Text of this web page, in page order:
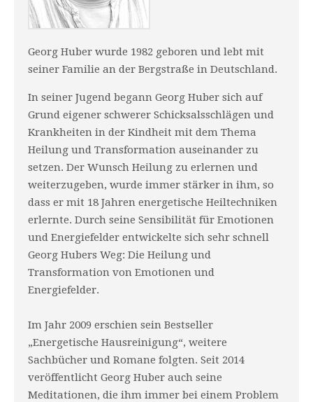
Georg Huber wurde 1982 geboren und lebt mit
seiner Familie an der Bergstraße in Deutschland.
In seiner Jugend begann Georg Huber sich auf
Grund eigener schwerer Schicksalsschlägen und
Krankheiten in der Kindheit mit dem Thema
Heilung und Transformation auseinander zu
setzen. Der Wunsch Heilung zu erlernen und
weiterzugeben, wurde immer stärker in ihm, so
dass er mit 18 Jahren energetische Heiltechniken
erlernte. Durch seine Sensibilität für Emotionen
und Energiefelder entwickelte sich sehr schnell
Georg Hubers Weg: Die Heilung und
Transformation von Emotionen und
Energiefelder.
Im Jahr 2009 erschien sein Bestseller
„Energetische Hausreinigung“, weitere
Sachbücher und Romane folgten. Seit 2014
veröffentlicht Georg Huber auch seine
Meditationen, die ihm immer bei einem Problem